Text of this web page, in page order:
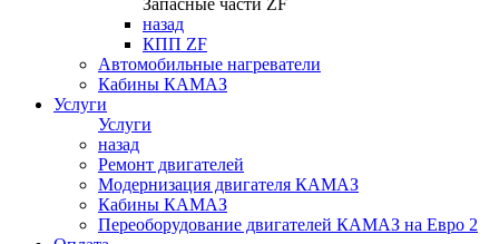
Запасные части ZF
назад
КПП ZF
Автомобильные нагреватели
Кабины КАМАЗ
Услуги
Услуги
назад
Ремонт двигателей
Модернизация двигателя КАМАЗ
Кабины КАМАЗ
Переоборудование двигателей КАМАЗ на Евро 2